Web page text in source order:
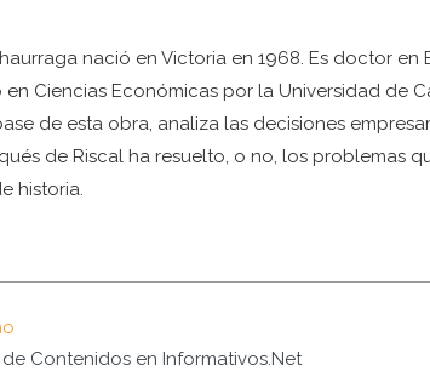
nació en Victoria en 1968. Es doctor en
Ciencias Económicas por la Universidad de
de esta obra, analiza las decisiones
de Riscal ha resuelto, o no, los problemas
historia.
Contenidos en Informativos.Net